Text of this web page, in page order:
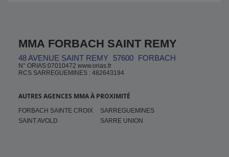
MMA FORBACH SAINT REMY
48 AVENUE SAINT REMY 57600 FORBACH
N° ORIAS:07010472 www.orias.fr
RCS SARREGUEMINES : 482643194
AUTRES AGENCES MMA À PROXIMITÉ
FORBACH SAINTE CROIX
SARREGUEMINES
SAINT AVOLD
SARRE UNION